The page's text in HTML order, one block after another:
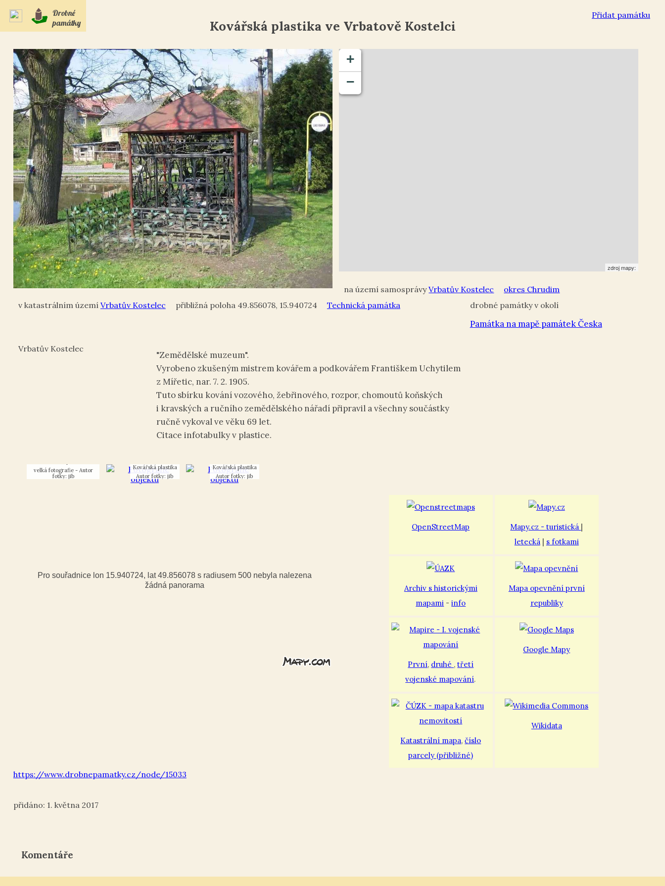
Přidat památku
Drobné
památky
Kovářská plastika ve Vrbatově Kostelci
+
−
zdroj mapy:
Vrbatův Kostelec
okres Chrudim
Vrbatův Kostelec
49.856078, 15.940724 Technická památka
Památka na mapě památek Česka
Vrbatův Kostelec
"Zemědělské muzeum".
Vyrobeno zkušeným mistrem kovářem a podkovářem Františkem Uchytilem
z Mířetic, nar. 7. 2. 1905.
Tuto sbírku kování vozového, žebřinového, rozpor, chomoutů koňských
i kravských a ručního zemědělského nářadí připravil a všechny součástky
ručně vykoval ve věku 69 let.
Citace infotabulky v plastice.
Autor
fotky: jib
Kovářská plastika
Autor fotky: jib
Kovářská plastika
Autor fotky: jib
Pro souřadnice lon 15.940724, lat 49.856078 s radiusem 500 nebyla nalezena
žádná panorama
OpenStreetMap Mapy.cz - turistická |
letecká| s fotkami
Archiv s historickými
mapami -info
Mapa opevnění první
republiky
První, druhé ,třetí
vojenské mapování.
Google Mapy
Katastrální mapa,číslo
parcely (přibližné)
Wikidata
https://www.drobnepamatky.cz/node/15033
1. května 2017
Komentáře